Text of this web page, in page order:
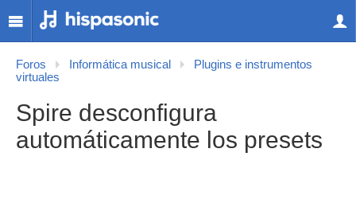
Foros Informática musical
Plugins e instrumentos
virtuales
Spire desconfigura
automáticamente los presets